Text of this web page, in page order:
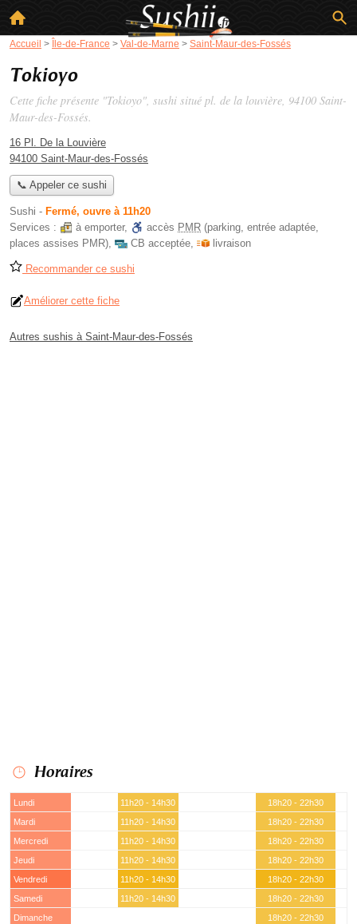
Accueil > Île-de-France > Val-de-Marne > Saint-Maur-des-Fossés
Tokioyo
Cette fiche présente "Tokioyo", sushi situé pl. de la louvière, 94100 Saint-
Maur-des-Fossés.
16 Pl. De la Louvière
94100 Saint-Maur-des-Fossés
📞 Appeler ce sushi
Sushi - Fermé, ouvre à 11h20
Services :
à emporter, accès PMR (parking, entrée adaptée,
places assises PMR), CB acceptée, livraison
Recommander ce sushi
Améliorer cette fiche
Autres sushis à Saint-Maur-des-Fossés
Horaires
Lundi 11h20 - 14h30
18h20 - 22h30
Mardi
11h20 - 14h30
18h20 - 22h30
Mercredi
11h20 - 14h30
18h20 - 22h30
Jeudi
11h20 - 14h30
18h20 - 22h30
Vendredi
11h20 - 14h30
18h20 - 22h30
Samedi
11h20 - 14h30
18h20 - 22h30
Dimanche
18h20 - 22h30